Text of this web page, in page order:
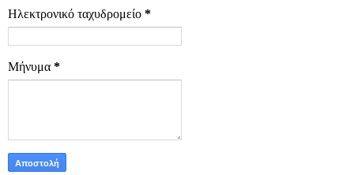
Ηλεκτρονικό ταχυδρομείο *
Μήνυμα *